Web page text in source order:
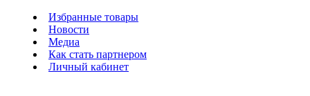
Избранные товары
Новости
Медиа
Как стать партнером
Личный кабинет